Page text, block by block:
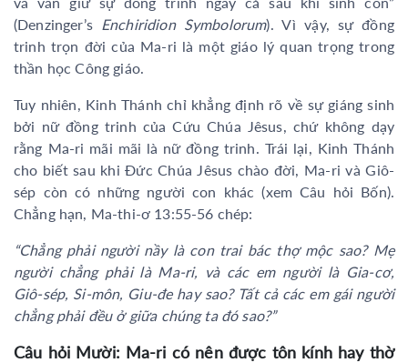
(Denzinger’s Enchiridion Symbolorum). Vì vậy, sự đồng
trinh trọn đời của Ma-ri là một giáo lý quan trọng trong
thần học Công giáo.
Tuy nhiên, Kinh Thánh chỉ khẳng định rõ về sự giáng sinh
bởi nữ đồng trinh của Cứu Chúa Jêsus, chứ không dạy
rằng Ma-ri mãi mãi là nữ đồng trinh. Trái lại, Kinh Thánh
cho biết sau khi Đức Chúa Jêsus chào đời, Ma-ri và Giô-
sép còn có những người con khác (xem Câu hỏi Bốn).
Chẳng hạn, Ma-thi-ơ 13:55-56 chép:
“Chẳng phải người nầy là con trai bác thợ mộc sao? Mẹ
người chẳng phải là Ma-ri, và các em người là Gia-cơ,
Giô-sép, Si-môn, Giu-đe hay sao? Tất cả các em gái người
chẳng phải đều ở giữa chúng ta đó sao?”
Câu hỏi Mười: Ma-ri có nên được tôn kính hay thờ